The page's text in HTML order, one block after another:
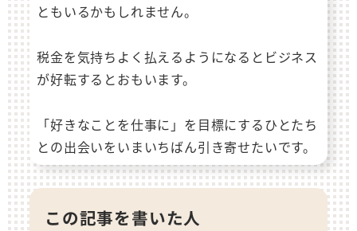
ともいるかもしれません。
税金を気持ちよく払えるようになるとビジネス
が好転するとおもいます。
「好きなことを仕事に」を目標にするひとたち
との出会いをいまいちばん引き寄せたいです。
この記事を書いた人